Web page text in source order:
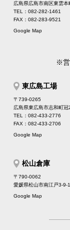
広島県広島市南区東雲本
TEL：082-282-1461
FAX：082-283-9521
Google Map
※営
東広島工場
〒739-0265
広島県東広島市志和町冠
TEL：082-433-2776
FAX：082-433-2706
Google Map
松山倉庫
〒790-0062
愛媛県松山市南江戸3-9-
Google Map